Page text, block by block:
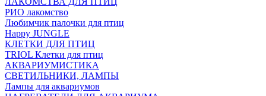
РИО лакомство
Любимчик палочки для птиц
Happy JUNGLE
КЛЕТКИ ДЛЯ ПТИЦ
TRIOL Клетки для птиц
АКВАРИУМИСТИКА
СВЕТИЛЬНИКИ, ЛАМПЫ
Лампы для аквариумов